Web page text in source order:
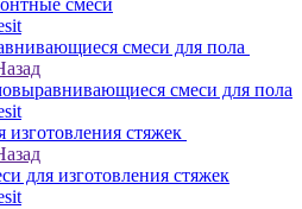
смеси
смеси для пола
смеси для пола
изготовления стяжек
для изготовления стяжек